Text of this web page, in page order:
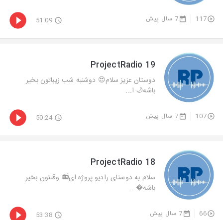
117 7 سال پیش 51:09
ProjectRadio 19
دوستان عزيز سلام😍 دوشنبه شب زيباتون بخير
باشه🌙 ا...
107 7 سال پیش 50:24
ProjectRadio 18
سلام به دوستاى راديو پروژه اى📻 وقتتون بخير
باشه...
66 7 سال پیش 53:38